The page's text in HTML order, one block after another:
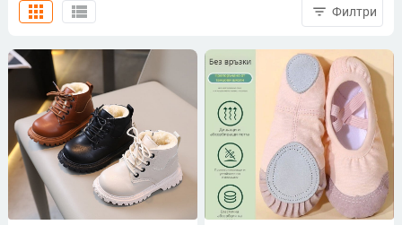
view_list
apps filter_list Филтри